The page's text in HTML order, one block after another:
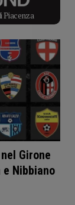
Piacenza
Girone
e Nibbiano